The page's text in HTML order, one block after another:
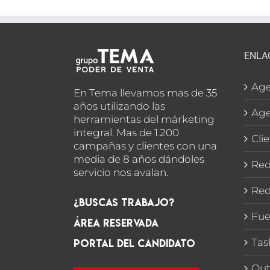
En Tema llevamos mas de 35
años utilizando las
herramientas del márketing
integral. Mas de 1.200
campañas y clientes con una
media de 8 años dándoles
servicio nos avalan.
¿Buscas Trabajo?
Área Reservada
Portal del candidato